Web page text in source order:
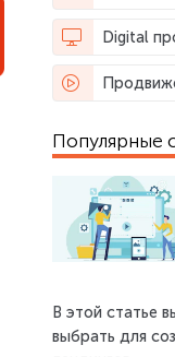
Digital
Популярные
В этой статье
выбрать для